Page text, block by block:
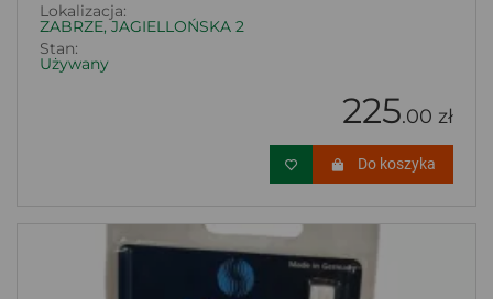
Lokalizacja:
ZABRZE, JAGIELLOŃSKA 2
Stan:
Używany
225.00 zł
Do koszyka